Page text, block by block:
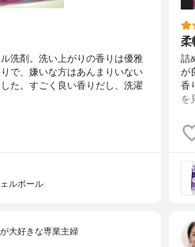
洗剤。洗い上がりの香りは優雅
で、嫌いな方はあんまりいない
た。すごく良い香りだし、洗濯
ルボール
柔
詰
が
香
を
大好きな専業主婦